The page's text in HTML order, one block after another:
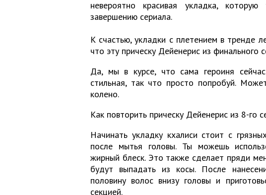
невероятно красивая укладка,
завершению сериала.
К счастью, укладки с плетением в тренде
что эту прическу Дейенерис из финального
Да, мы в курсе, что сама героиня
стильная, так что просто попробуй.
колено.
Как повторить прическу Дейенерис из 8-го
Начинать укладку кхалиси стоит с
после мытья головы. Ты можешь
жирный блеск. Это также сделает пряди
будут выпадать из косы. После
половину волос внизу головы и
секцией.